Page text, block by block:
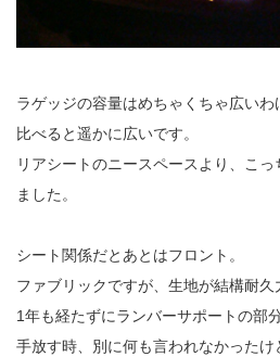
ラゲッジの容量はめちゃくちゃ広いわ
比べると遥かに広いです。
リアシートのニースペースより、こ
ました。
シート関係だとあとはフロント。
ファブリックですが、生地が結構耐久
1年も経たずにランバーサポートの部
手放す時、別に何も言われなかった